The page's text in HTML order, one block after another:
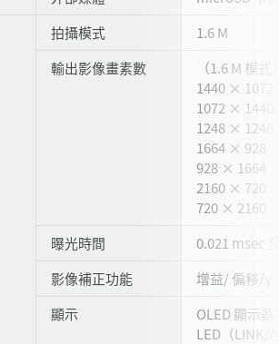
拍攝模式
1.6 M
輸出影像畫素數
（1.6 M 模式
1440 × 1072
1072 × 1440
1248 × 1248
1664 × 928
928 × 1664
2160 × 720
720 × 2160
曝光時間
0.021 msec
影像補正功能
增益/ 偏移/γ
顯示
OLED 顯示
LED（LINK/